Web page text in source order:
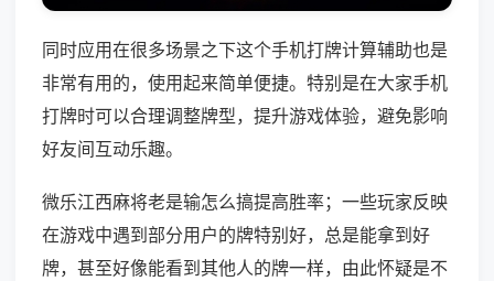
同时应用在很多场景之下这个手机打牌计算辅助也是
非常有用的，使用起来简单便捷。特别是在大家手机
打牌时可以合理调整牌型，提升游戏体验，避免影响
好友间互动乐趣。
微乐江西麻将老是输怎么搞提高胜率；一些玩家反映
在游戏中遇到部分用户的牌特别好，总是能拿到好
牌，甚至好像能看到其他人的牌一样，由此怀疑是不